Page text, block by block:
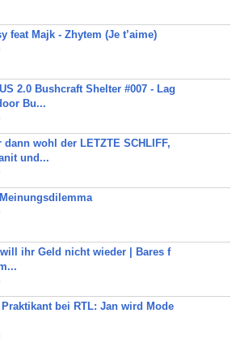
feat Majk - Zhytem (Je t’aime)
2.0 Bushcraft Shelter #007 - Lag
Bu...
dann wohl der LETZTE SCHLIFF,
und...
ihr Geld nicht wieder | Bares f
bei RTL: Jan wird Mode